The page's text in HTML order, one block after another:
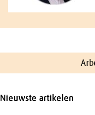
Nieuwste artikelen